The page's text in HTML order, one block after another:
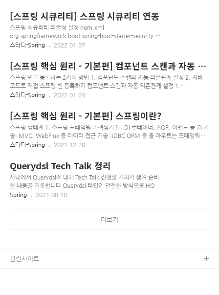
.mvcMatchers("/admin").hasRole("ADMIN")
.anyRequest().authenticated() .and() .formLogin() .and() .httpBasic(); } }
authorizeRequest() -어떻게 요청들을..
[스프링 시큐리티] 스프링 시큐리티 연동
스프링 시큐리티 의존성 설정 pom.xml
org.springframework.boot spring-boot-starter-security 스
프링 시큐리티가 제공하는 자동 설정이 적용된다. 적용 전의 문
동 설정( 스프링 시큐리티 의존성을 추가하게 되면) 모든 요청은
인증을 필요로 한다 - 위와 같은 로그인 폼으로 리다이렉트 기본
유저가 생성된다 username: user password: 로그 확인
@GetMapping("/") public String index(Model model,
Principal principal) { if (principal == null) {
스터디-Spring 2022.01.07
[스프링 핵심 원리 - 기본편] 컴포넌트 스캔과 자동 의
존관계 설정
스프링 빈을 등록하는 2가지 방법 1. 컴포넌트 스캔과 자동 의존관계 설정 2. 자바
코드로 직접 스프링 빈 등록하기 컴포넌트 스캔과 자동 의존관계 설정 1.
@Component애노테이션이 있으면 스프링 빈으로 자동 등록된다. 2. @Controller
@Component를 포함하는 다음 애노테이션도 스프링 빈으로 자동 등록된다. -
@Controller, @Service, @Repository 4. @ComponentScan 애노테이션이 붙은
클래스 기준으로 스캔을 하는데 동일패키지를 포함한 하위 패키지를 스캔하며, 상위
패키지나 다른 패키지는 스캔하지 못한다(설정에 따라 달라짐) ※ 스프링은 스프링
컨테이너에 스프링 빈을 등록할..
스터디-Spring 2022.01.03
[스프링 핵심 원리 - 기본편] 스프링이란?
스프링 생태계 1. 스프링 프레임워크 핵심기술 : DI 컨테이너, AOP. 이벤트 등 웹 기
술: MVC, WebFlux 등 데이터 접근 기술: JDBC ORM 등 을 아우르는 프레임워크
2. 스프링 부트 스프링을 편리하게 사용할 수 있도록 지원, 최근에는 기본으로 사용
웹서버를 별도로 설치하지 않아도 됨 Spring starter로 손쉬운 빌드 구성 가능 메트
릭, 상태 확인, 외부 구성 같은 프로덕션 준비 가능 ( 운영 모니터링 등) 관례에 의한
간결한 설정 스프링이라는 단어란 무엇인가 - 스프링 DI 컨테이너 기술 - 스프링 프레
임워크, 스프링 부트 모두를 포함한 생태계 스프링은 왜 만들었을까?( 핵심 개념 ) 객
체 ..
스터디-Spring 2021.12.28
Querydsl Tech Talk 정리
사내에서 Querydsl에 대해 Tech Talk 진행할 기회가 생겨 준비
한 내용을 기록합니다 Querydsl 타입에 안전한 방식으로 HQL
쿼리를 실행하기 위한 목적으로 만들어짐 타입에 안전하도록 도
드 자동완성 기능을 사용함으로써 쿼리를 더 빠르고 안전하게 만
턴스로 쿼리 작..
Spring 2021.08.10
더보기
관련사이트